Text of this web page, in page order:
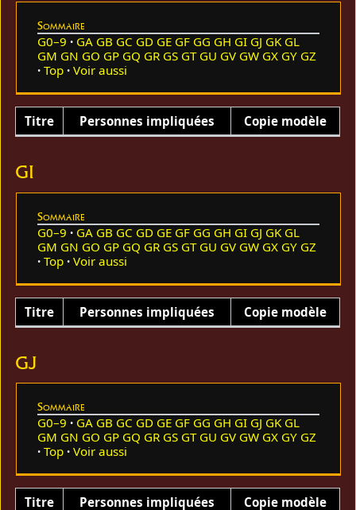
Sommaire
G0–9 GA GB GC GD GE GF GG GH GI GJ GK GL
GM GN GO GP GQ GR GS GT GU GV GW GX GY GZ
Top
Voir aussi
Titre Personnes impliquées Copie modèle
GI
Sommaire
G0–9 GA GB GC GD GE GF GG GH GI GJ GK GL
GM GN GO GP GQ GR GS GT GU GV GW GX GY GZ
Top
Voir aussi
Titre Personnes impliquées Copie modèle
GJ
Sommaire
G0–9 GA GB GC GD GE GF GG GH GI GJ GK GL
GM GN GO GP GQ GR GS GT GU GV GW GX GY GZ
Top
Voir aussi
Titre Personnes impliquées Copie modèle